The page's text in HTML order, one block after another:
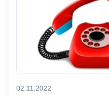
02.11.2022